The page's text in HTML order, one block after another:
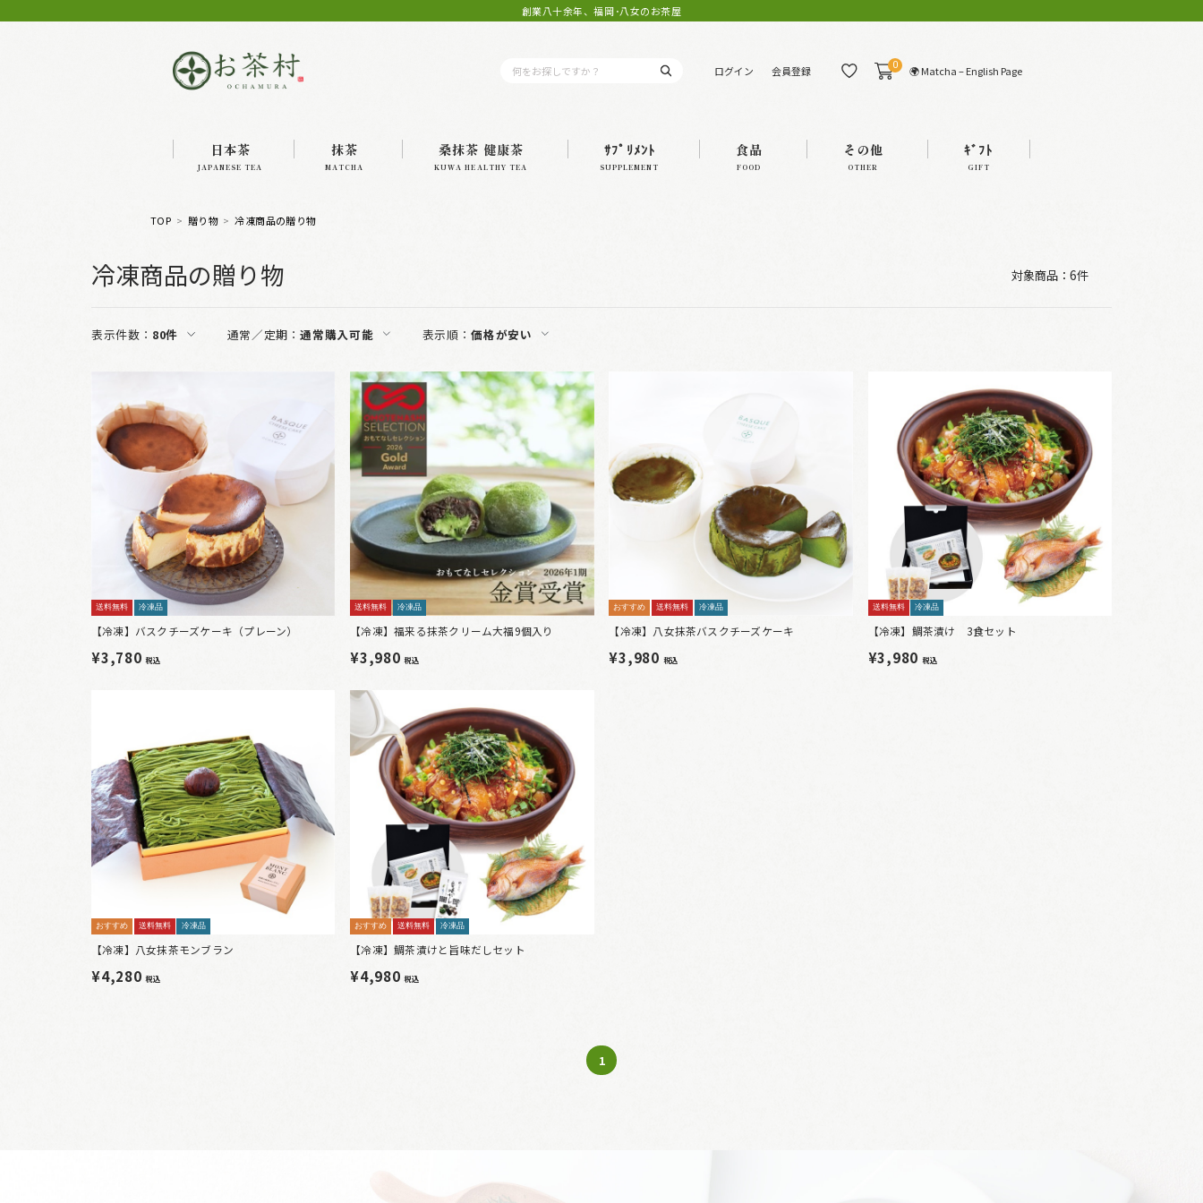
創業八十余年、福岡･八女のお茶屋
ログイン 会員登録 0 🌍 Matcha – English Page
日本茶
JAPANESE TEA
抹茶
MATCHA
桑抹茶 健康茶
KUWA HEALTHY TEA
ｻﾌﾟﾘﾒﾝﾄ
SUPPLEMENT
食品
FOOD
その他
OTHER
ｷﾞﾌﾄ
GIFT
TOP 贈り物 冷凍商品の贈り物
冷凍商品の贈り物 対象商品：6件
表示件数： 80件 通常／定期：通常購入可能 表示順：価格が安い
送料無料 冷凍品
【冷凍】バスクチーズケーキ（プレーン）
¥3,780税込
送料無料 冷凍品
【冷凍】福来る抹茶クリーム大福9個入り
¥3,980税込
おすすめ 送料無料 冷凍品
【冷凍】八女抹茶バスクチーズケーキ
¥3,980 税込
送料無料 冷凍品
【冷凍】鯛茶漬け 3食セット
¥3,980 税込
おすすめ 送料無料 冷凍品
【冷凍】八女抹茶モンブラン
¥4,280税込
おすすめ 送料無料 冷凍品
【冷凍】鯛茶漬けと旨味だしセット
¥4,980税込
1